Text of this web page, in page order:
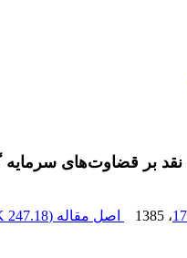
بر قضاوت‌های سرمایه
، 1385 اصل مقاله (247.18 K